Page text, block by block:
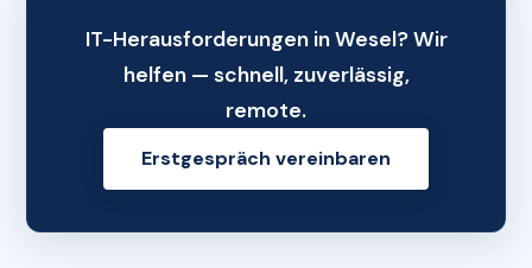
IT-Herausforderungen in Wesel? Wir
helfen — schnell, zuverlässig,
remote.
Erstgespräch vereinbaren